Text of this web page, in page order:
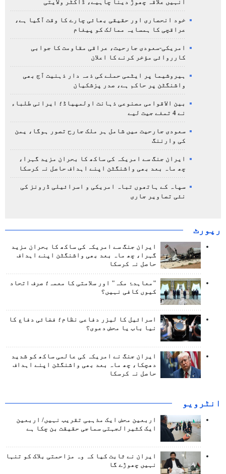
انہیں علاقہ چھوڑ دینا چاہیے، ڈاکٹر ولایتی
خود انحصاری اور حقیقی بھائی چارے کا وقت آگیا ہے،
عراقچی کا ہمسایہ ممالک کو پیغام
امریکی-سعودی جارحیت، عراقی مقاومت کا جوابی
کارروائی مؤخر کرنے کا اعلان
ہیروشیما پر ایٹمی حملے کی ذمہ دار ذہنیت آج بھی
واشنگٹن پر حاکم ہے، صدر پزشکیان
بین الاقوامی مصنوعی ذہانت اولمپیاڈ؛ ایرانی طلباء
نے 4 تمغے جیت لیے
سعودی جارحیت میں شامل ہر ملک جارح تصور ہوگا، یمن
کی وارننگ
ایران جنگ سے امریکہ کی ساکھ کا بحران مزید گہرا،
چھ ماہ بعد بھی واشنگٹن اپنے اہداف حاصل نہ کرسکا
سپاہ کے ہاتھوں تباہ امریکی و اسرائیلی ڈرونز کی
نئی تصاویر جاری
رپورٹ
ایران جنگ سے امریکہ کی ساکھ کا بحران مزید
گہرا، چھ ماہ بعد بھی واشنگٹن اپنے اہداف
حاصل نہ کرسکا
"معاہدۂ مکہ" اور سلامتی کا معمہ؛ صرف اتحاد
کیوں کافی نہیں؟
اسرائیل کا لیزر دفاعی نظام؛ فضائی دفاع کا
نیا باب یا محض دعوی؟
ایران جنگ نے امریکہ کی عالمی ساکھ کو شدید
دھچکا، چھ ماہ بعد بھی واشنگٹن اپنے اہداف
حاصل نہ کرسکا
انٹرويو
اربعین محض ایک مذہبی تقریب نہیں/ اربعین
ایک کثیرالجہتی سماجی حقیقت بن چکا ہے
ایران نے ثابت کیا کہ وہ مزاحمتی بلاک کو تنہا
نہیں چھوڑے گا